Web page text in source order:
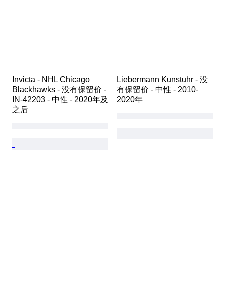
Invicta - NHL Chicago
Blackhawks - 没有保留价 -
IN-42203 - 中性 - 2020年及
之后
Liebermann Kunstuhr - 没
有保留价 - 中性 - 2010-
2020年